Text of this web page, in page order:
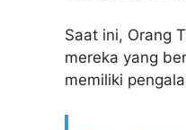
Saat ini, Orang
mereka yang
memiliki